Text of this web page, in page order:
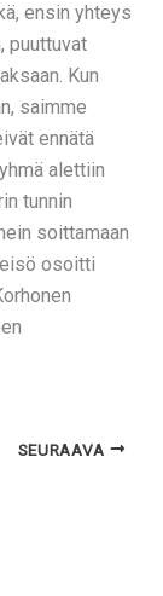
ensin yhteys
puuttuvat
Kun
saimme
ennätä
alettiin
tunnin
soittamaan
osoitti
SEURAAVA